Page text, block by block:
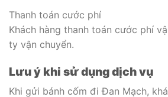
Thanh toán cước phí
Khách hàng thanh toán cước phí
ty vận chuyển.
Lưu ý khi sử dụng dịch vụ
Khi gửi bánh cốm đi Đan Mạch,